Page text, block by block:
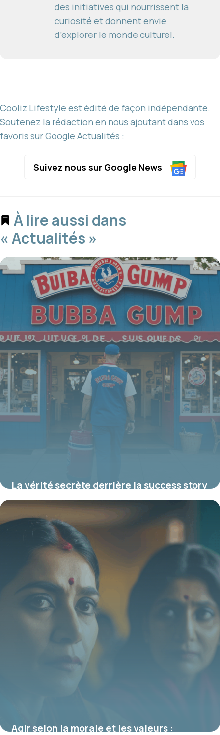
des initiatives qui nourrissent la
curiosité et donnent envie
d’explorer le monde culturel.
Cooliz Lifestyle est édité de façon indépendante.
Soutenez la rédaction en nous ajoutant dans vos
favoris sur Google Actualités :
Suivez nous sur Google News
À lire aussi dans
« Actualités »
La vérité secrète derrière la success story
de Bubba Gump, cette chaîne de
restaurants mythique née d’un film culte
19 juin 2026
Agir selon la morale et les valeurs :